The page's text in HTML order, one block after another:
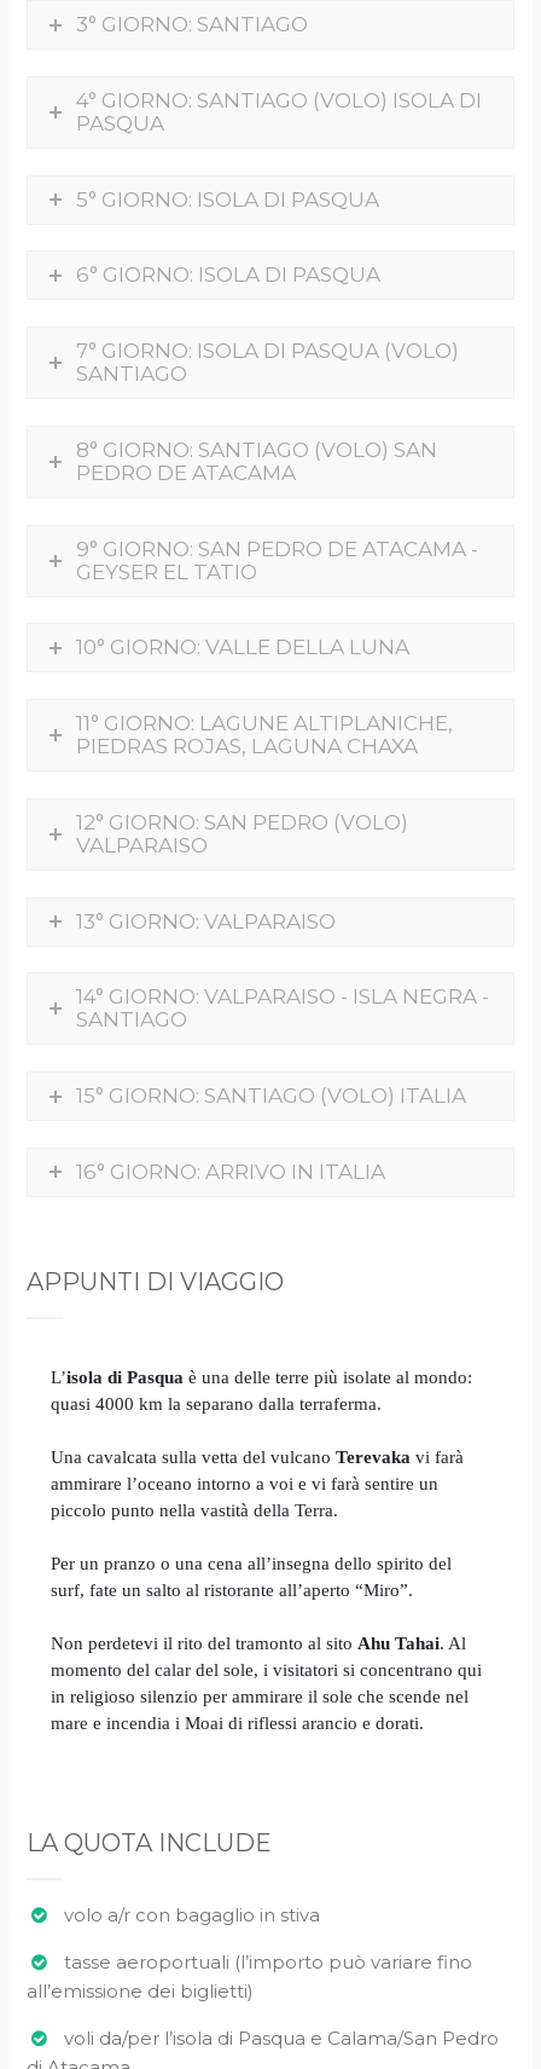
3° GIORNO: SANTIAGO
4° GIORNO: SANTIAGO (VOLO) ISOLA DI
PASQUA
5° GIORNO: ISOLA DI PASQUA
6° GIORNO: ISOLA DI PASQUA
7° GIORNO: ISOLA DI PASQUA (VOLO)
SANTIAGO
8° GIORNO: SANTIAGO (VOLO) SAN
PEDRO DE ATACAMA
9° GIORNO: SAN PEDRO DE ATACAMA -
GEYSER EL TATIO
10° GIORNO: VALLE DELLA LUNA
11° GIORNO: LAGUNE ALTIPLANICHE,
PIEDRAS ROJAS, LAGUNA CHAXA
12° GIORNO: SAN PEDRO (VOLO)
VALPARAISO
13° GIORNO: VALPARAISO
14° GIORNO: VALPARAISO - ISLA NEGRA -
SANTIAGO
15° GIORNO: SANTIAGO (VOLO) ITALIA
16° GIORNO: ARRIVO IN ITALIA
APPUNTI DI VIAGGIO
L’isola di Pasqua è una delle terre più isolate al mondo:
quasi 4000 km la separano dalla terraferma.
Una cavalcata sulla vetta del vulcanoTerevakavi farà
ammirare l’oceano intorno a voi e vi farà sentire un
piccolo punto nella vastità della Terra.
Per un pranzo o una cena all’insegna dello spirito del
surf, fate un salto al ristorante all’aperto “Miro”.
Non perdetevi il rito del tramonto al sitoAhu Tahai. Al
momento del calar del sole, i visitatori si concentrano qui
in religioso silenzio per ammirare il sole che scende nel
mare e incendia i Moai di riflessi arancio e dorati.
LA QUOTA INCLUDE
volo a/r con bagaglio in stiva
tasse aeroportuali (l’importo può variare fino
all’emissione dei biglietti)
voli da/per l’isola di Pasqua e Calama/San Pedro